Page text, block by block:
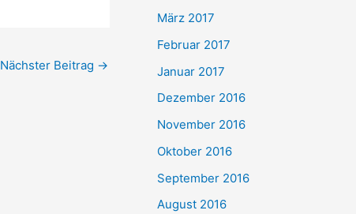
Nächster Beitrag →
März 2017
Februar 2017
Januar 2017
Dezember 2016
November 2016
Oktober 2016
September 2016
August 2016